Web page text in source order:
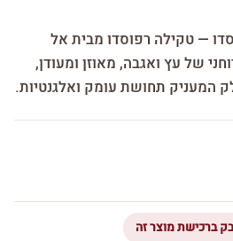
— טקילה רפוסדו מבית אל
של עץ ואגבה, מאוזן ומעודן,
המעניק תחושת עומק ואלגנטיות.